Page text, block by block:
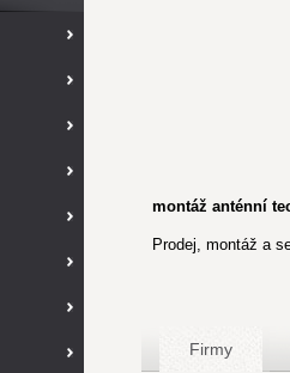
montáž anténní
Prodej, montáž a
Firmy